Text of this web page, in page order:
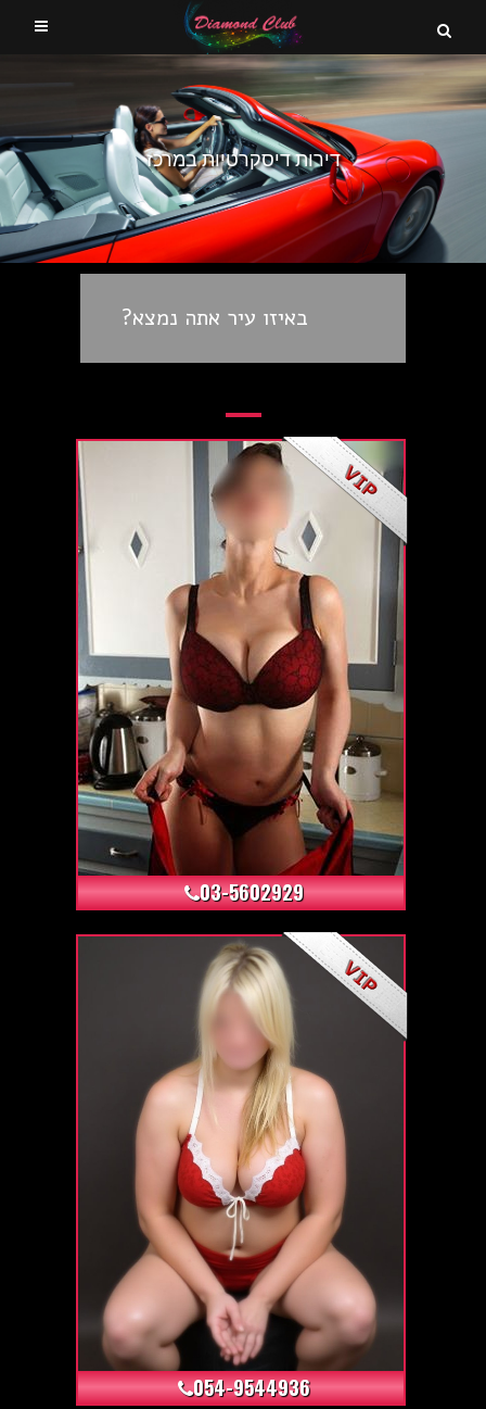
דירות דיסקרטיות במרכז
באיזו עיר אתה נמצא?
+95
03-5602929
+34
054-9544936